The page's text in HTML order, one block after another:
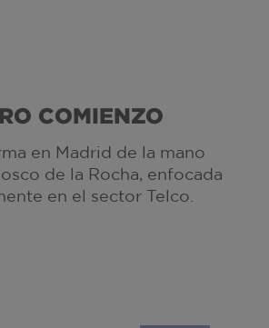
COMIENZO
en Madrid de la mano
de la Rocha, enfocada
en el sector Telco.